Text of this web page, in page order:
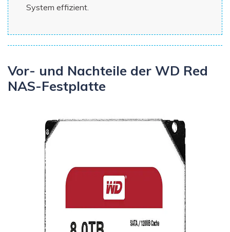
System effizient.
Vor- und Nachteile der WD Red
NAS-Festplatte